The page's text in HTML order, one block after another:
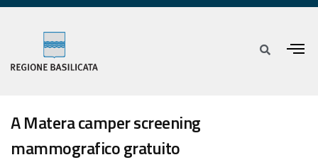
A Matera camper screening
mammografico gratuito